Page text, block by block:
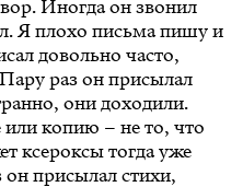
Иногда он звонил
Я плохо письма пишу и
довольно часто,
раз он присылал
они доходили.
копию – не то, что
ксероксы тогда уже
присылал стихи,